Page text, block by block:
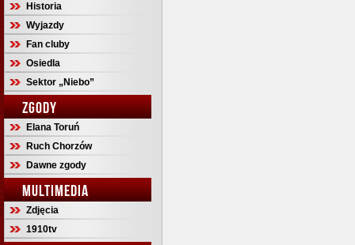
Historia
Wyjazdy
Fan cluby
Osiedla
Sektor „Niebo”
ZGODY
Elana Toruń
Ruch Chorzów
Dawne zgody
MULTIMEDIA
Zdjęcia
1910tv